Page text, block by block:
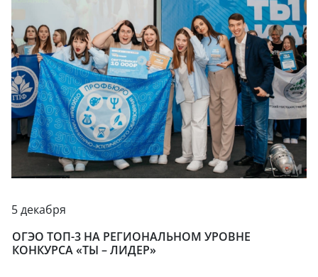
5 декабря
ОГЭО ТОП-3 НА РЕГИОНАЛЬНОМ УРОВНЕ
КОНКУРСА «ТЫ – ЛИДЕР»